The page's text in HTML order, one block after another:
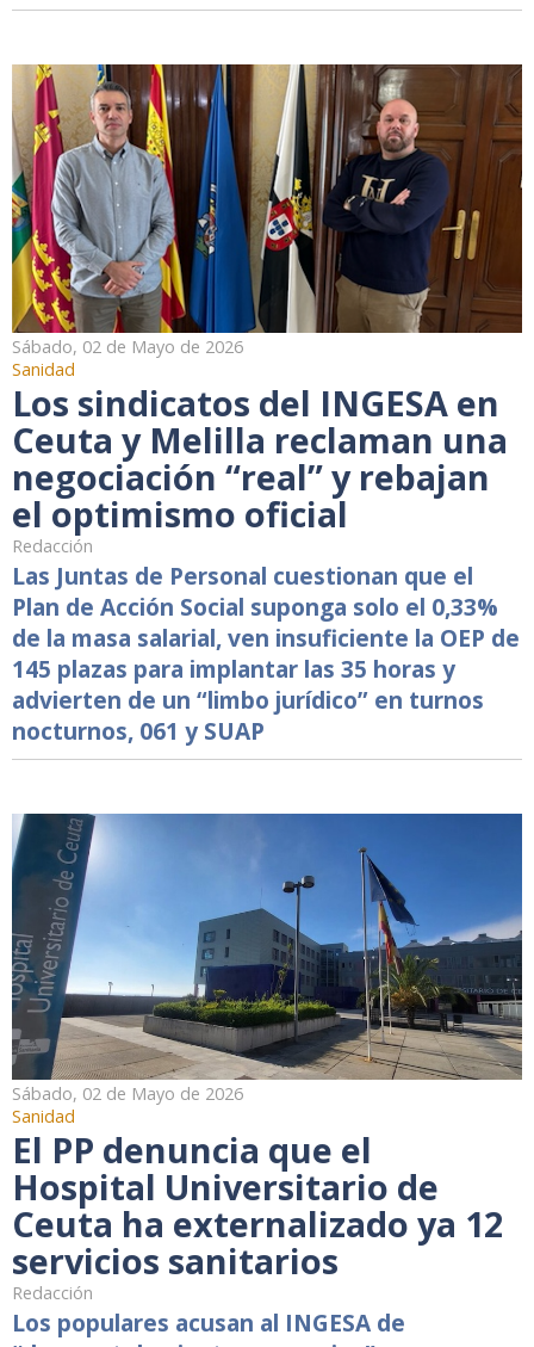
Sábado, 02 de Mayo de 2026
Sanidad
Los sindicatos del INGESA en
Ceuta y Melilla reclaman una
negociación “real” y rebajan
el optimismo oficial
Redacción
Las Juntas de Personal cuestionan que el
Plan de Acción Social suponga solo el 0,33%
de la masa salarial, ven insuficiente la OEP de
145 plazas para implantar las 35 horas y
advierten de un “limbo jurídico” en turnos
nocturnos, 061 y SUAP
Sábado, 02 de Mayo de 2026
Sanidad
El PP denuncia que el
Hospital Universitario de
Ceuta ha externalizado ya 12
servicios sanitarios
Redacción
Los populares acusan al INGESA de